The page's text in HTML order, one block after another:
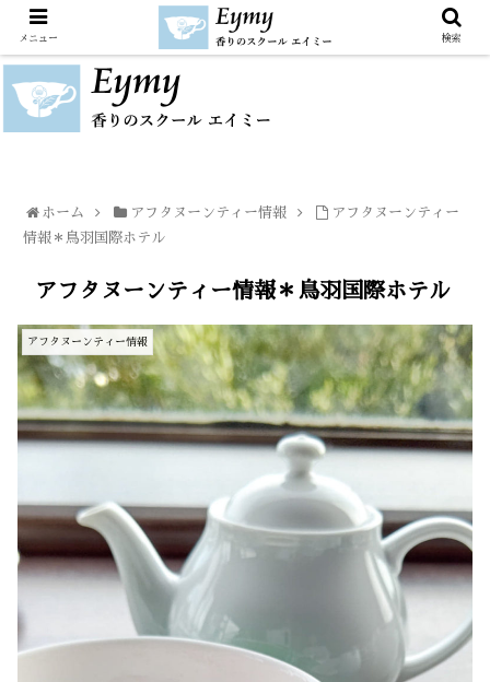
ホーム アフタヌーンティー情報
アフタヌーンティー
情報＊鳥羽国際ホテル
アフタヌーンティー情報＊鳥羽国際ホテル
アフタヌーンティー情報
メニュー 検索